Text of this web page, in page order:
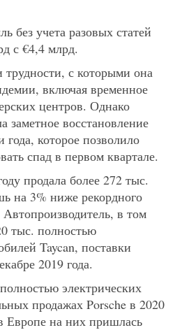
без учета разовых статей
с €4,4 млрд.
с которыми она
включая временное
центров. Однако
заметное восстановление
которое позволило
спад в первом квартале.
продала более 272 тыс.
на 3% ниже рекордного
Автопроизводитель, в том
тыс. полностью
Taycan, поставки
2019 года.
электрических
продажах Porsche в 2020
Европе на них пришлась